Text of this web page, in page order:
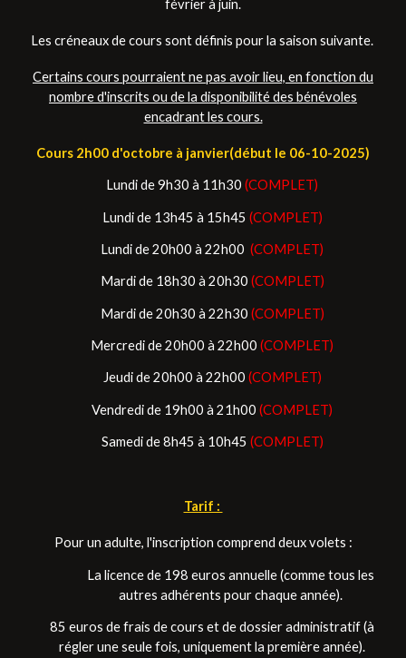
février à juin.
Les créneaux de cours sont définis pour la saison suivante.
Certains cours pourraient ne pas avoir lieu, en fonction du
nombre d'inscrits ou de la disponibilité des bénévoles
encadrant les cours.
Cours 2h00 d'octobre à janvier(début le 06-10-2025)
Lundi de 9h30 à 11h30 (COMPLET)
Lundi de 13h45 à 15h45 (COMPLET)
Lundi de 20h00 à 22h00 (COMPLET)
Mardi de 18h30 à 20h30 (COMPLET)
Mardi de 20h30 à 22h30 (COMPLET)
Mercredi de 20h00 à 22h00 (COMPLET)
Jeudi de 20h00 à 22h00 (COMPLET)
Vendredi de 19h00 à 21h00 (COMPLET)
Samedi de 8h45 à 10h45 (COMPLET)
Tarif :
Pour un adulte, l'inscription comprend deux volets :
La licence de 198 euros annuelle (comme tous les
autres adhérents pour chaque année).
85 euros de frais de cours et de dossier administratif (à
régler une seule fois, uniquement la première année).